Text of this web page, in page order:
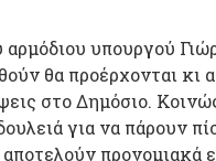
υπουργού
θα προέρχονται κι
στο Δημόσιο.
για να πάρουν
προνομιακά